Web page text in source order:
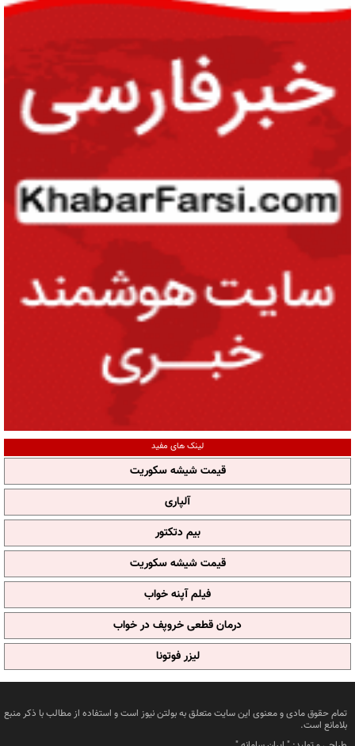
لینک های مفید
قیمت شیشه سکوریت
آلپاری
بیم دتکتور
قیمت شیشه سکوریت
فیلم آپنه خواب
درمان قطعی خروپف در خواب
لیزر فوتونا
تمام حقوق مادی و معنوی این سایت متعلق به بولتن نیوز است و استفاده از مطالب با ذکر منبع
بلامانع است.